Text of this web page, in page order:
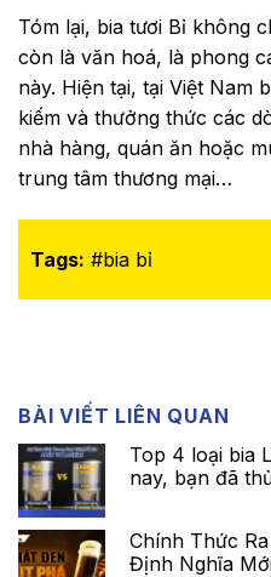
Tóm lại, bia tươi Bỉ không
còn là văn hoá, là phong
này. Hiện tại, tại Việt Nam
kiếm và thưởng thức các
nhà hàng, quán ăn hoặc
trung tâm thương mại…
Tags: #bia bỉ
BÀI VIẾT LIÊN QUAN
Top 4 loại bia
nay, bạn đã
Chính Thức
Định Nghĩa